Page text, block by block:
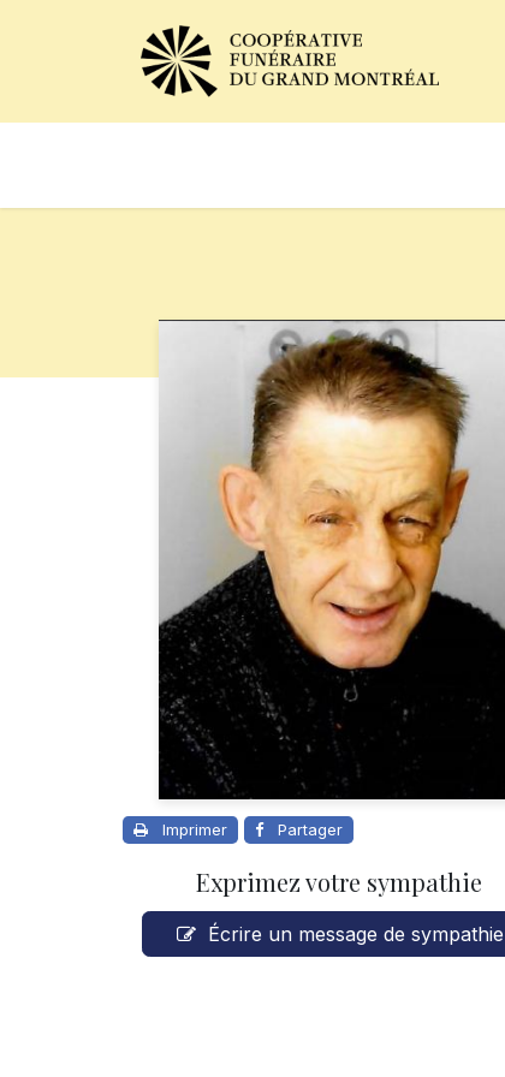
Imprimer Partager
Exprimez votre sympathie
Écrire un message de sympathie